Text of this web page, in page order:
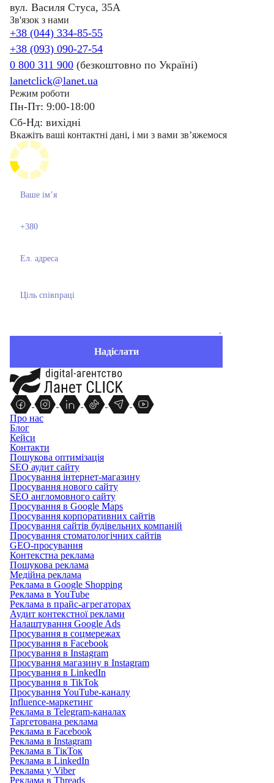
вул. Василя Стуса, 35А
Зв'язок з нами
+38 (044) 334-85-55
+38 (093) 090-27-54
0 800 311 900 (безкоштовно по Україні)
lanetclick@lanet.ua
Режим роботи
Пн-Пт: 9:00-18:00
Сб-Нд: вихідні
Вкажіть ваші контактні дані, і ми з вами звʼяжемося
Про нас
Блог
Кейси
Контакти
Пошукова оптимізація
SEO аудит сайту
Просування інтернет-магазину
Просування нового сайту
SEO англомовного сайту
Просування в Google Maps
Просування корпоративних сайтів
Просування сайтів будівельних компаній
Просування стоматологічних сайтів
GEO-просування
Контекстна реклама
Пошукова реклама
Медійна реклама
Реклама в Google Shopping
Реклама в YouTube
Реклама в прайс-агрегаторах
Аудит контекстної реклами
Налаштування Google Ads
Просування в соцмережах
Просування в Facebook
Просування в Instagram
Просування магазину в Instagram
Просування в LinkedIn
Просування в TikTok
Просування YouTube-каналу
Influence-маркетинг
Реклама в Telegram-каналах
Таргетована реклама
Реклама в Facebook
Реклама в Instagram
Реклама в ТікТок
Реклама в LinkedIn
Реклама у Viber
Реклама в Threads